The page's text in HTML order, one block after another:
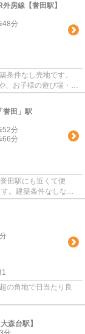
房線【誉田駅】
48分
条件なし売地です。
、お子様の遊び場・バ
田」駅
52分
66分
田駅にも近くて便
。建築条件なしなの
の角地で日当たり良
森台駅】